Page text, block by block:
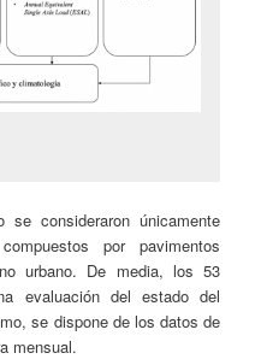
se consideraron únicamente
por pavimentos
urbano. De media, los 53
evaluación del estado del
se dispone de los datos de
mensual.